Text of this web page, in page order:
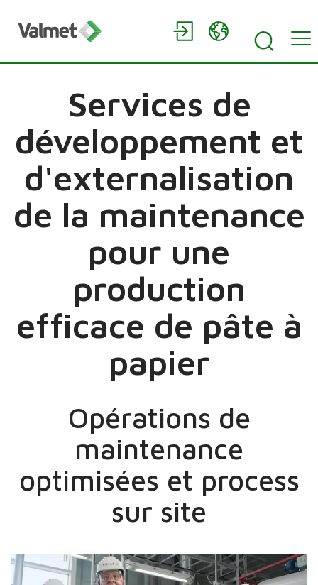
Services de
développement et
d'externalisation
de la maintenance
pour une
production
efficace de pâte à
papier
Opérations de
maintenance
optimisées et process
sur site